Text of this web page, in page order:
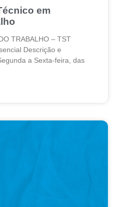
em
TRABALHO – TST
Descrição e
a Sexta-feira, das